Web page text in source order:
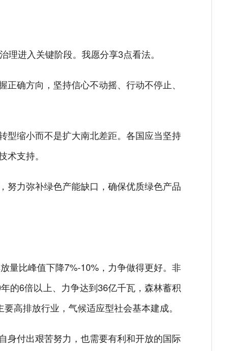
进入关键阶段。我愿分享3点看法。
确方向，坚持信心不动摇、行动不停止、
缩小而不是扩大南北差距。各国应当坚持
支持。
力弥补绿色产能缺口，确保优质绿色产品
比峰值下降7%-10%，力争做得更好。非
的6倍以上、力争达到36亿千瓦，森林蓄积
高排放行业，气候适应型社会基本建成。
付出艰苦努力，也需要有利和开放的国际